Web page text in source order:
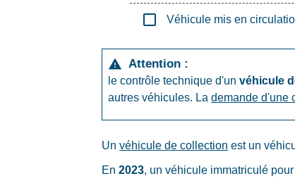
check_box_outline_blank Véhicule mis en
warning Attention :
le contrôle technique d'unvéhicule
autres véhicules. Lademande d'une
Unvéhicule de collection est un
En2023, un véhicule immatriculé